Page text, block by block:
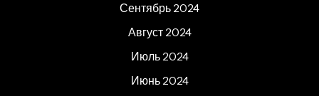
Сентябрь 2024
Август 2024
Июль 2024
Июнь 2024